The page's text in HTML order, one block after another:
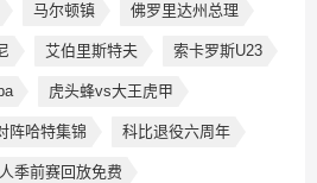
马尔顿镇 佛罗里达州总理
艾伯里斯特夫 索卡罗斯U23
虎头蜂vs大王虎甲
阵哈特集锦 科比退役六周年
季前赛回放免费